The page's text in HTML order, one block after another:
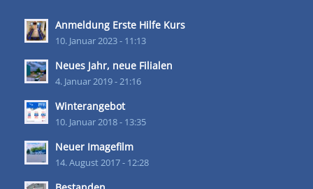
Anmeldung Erste Hilfe Kurs
10. Januar 2023 - 11:13
Neues Jahr, neue Filialen
4. Januar 2019 - 21:16
Winterangebot
10. Januar 2018 - 13:35
Neuer Imagefilm
14. August 2017 - 12:28